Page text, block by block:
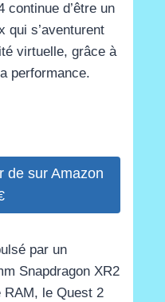
continue d’être un
qui s’aventurent
virtuelle, grâce à
performance.
de sur Amazon
par un
Snapdragon XR2
RAM, le Quest 2